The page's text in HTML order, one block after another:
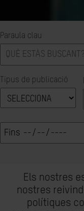
Paraula clau
Tipus de publicació
Els nostres
nostres
polítiques